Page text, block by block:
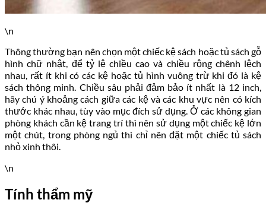
\n
Thông thường bạn nên chọn một chiếc kệ sách hoặc tủ sách gỗ
hình chữ nhật, để tỷ lệ chiều cao và chiều rộng chênh lệch
nhau, rất ít khi có các kệ hoặc tủ hình vuông trừ khi đó là kệ
sách thông minh. Chiều sâu phải đảm bảo ít nhất là 12 inch,
hãy chú ý khoảng cách giữa các kệ và các khu vực nên có kích
thước khác nhau, tùy vào mục đích sử dụng. Ở các không gian
phòng khách cần kệ trang trí thì nên sử dụng một chiếc kệ lớn
một chút, trong phòng ngủ thì chỉ nên đặt một chiếc tủ sách
nhỏ xinh thôi.
\n
Tính thẩm mỹ